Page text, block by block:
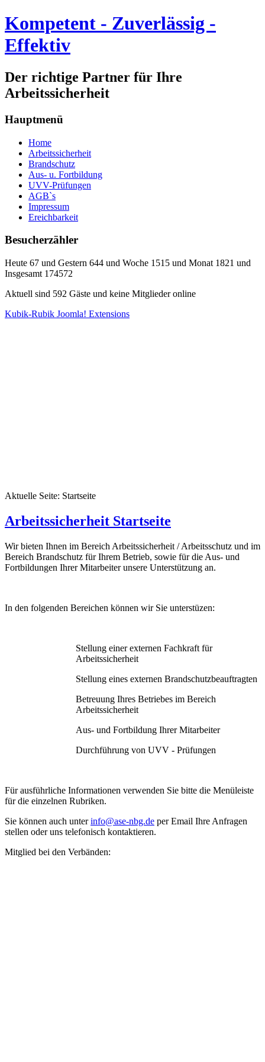
Kompetent - Zuverlässig -
Effektiv
Der richtige Partner für Ihre
Arbeitssicherheit
Hauptmenü
Home
Arbeitssicherheit
Brandschutz
Aus- u. Fortbildung
UVV-Prüfungen
AGB`s
Impressum
Ereichbarkeit
Besucherzähler
Heute 67 und Gestern 644 und Woche 1515 und Monat 1821 und
Insgesamt 174572
Aktuell sind 592 Gäste und keine Mitglieder online
Kubik-Rubik Joomla! Extensions
Aktuelle Seite: Startseite
Arbeitssicherheit Startseite
Wir bieten Ihnen im Bereich Arbeitssicherheit / Arbeitsschutz und im
Bereich Brandschutz für Ihrem Betrieb, sowie für die Aus- und
Fortbildungen Ihrer Mitarbeiter unsere Unterstützung an.
In den folgenden Bereichen können wir Sie unterstüzen:
Stellung einer externen Fachkraft für
Arbeitssicherheit
Stellung eines externen Brandschutzbeauftragten
Betreuung Ihres Betriebes im Bereich
Arbeitssicherheit
Aus- und Fortbildung Ihrer Mitarbeiter
Durchführung von UVV - Prüfungen
Für ausführliche Informationen verwenden Sie bitte die Menüleiste
für die einzelnen Rubriken.
Sie können auch unterinfo@ase-nbg.de per Email Ihre Anfragen
stellen oder uns telefonisch kontaktieren.
Mitglied bei den Verbänden: